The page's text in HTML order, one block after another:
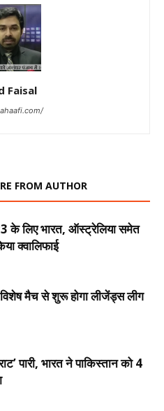
Faisal
FROM AUTHOR
के लिए भारत, ऑस्ट्रेलिया समेत
क्वालिफाई
मैच से शुरू होगा लीजेंड्स लीग
पारी, भारत ने पाकिस्तान को 4